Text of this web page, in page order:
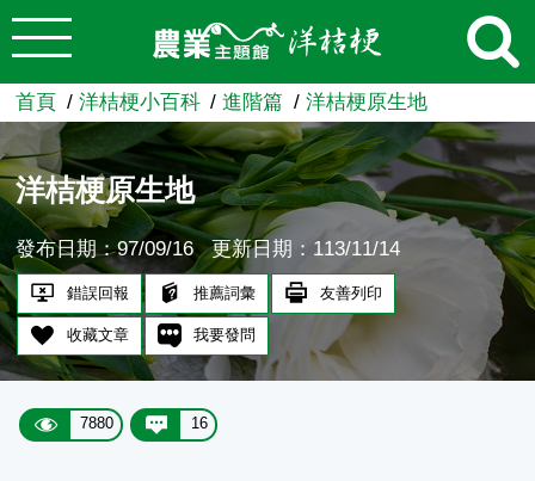
跳到主要內容
農業知識入口網
首頁 洋桔梗小百科 進階篇 洋桔梗原生地
洋桔梗原生地
發布日期：97/09/16 更新日期：113/11/14
錯誤回報 推薦詞彙 友善列印
收藏文章 我要發問
7880 16